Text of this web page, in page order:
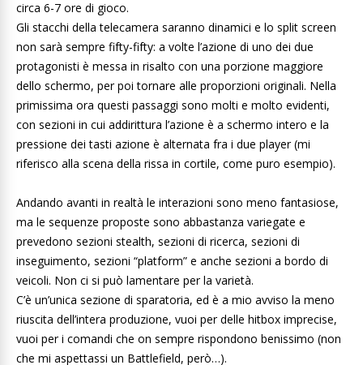
circa 6-7 ore di gioco.
Gli stacchi della telecamera saranno dinamici e lo split screen
non sarà sempre fifty-fifty: a volte l’azione di uno dei due
protagonisti è messa in risalto con una porzione maggiore
dello schermo, per poi tornare alle proporzioni originali. Nella
primissima ora questi passaggi sono molti e molto evidenti,
con sezioni in cui addirittura l’azione è a schermo intero e la
pressione dei tasti azione è alternata fra i due player (mi
riferisco alla scena della rissa in cortile, come puro esempio).
Andando avanti in realtà le interazioni sono meno fantasiose,
ma le sequenze proposte sono abbastanza variegate e
prevedono sezioni stealth, sezioni di ricerca, sezioni di
inseguimento, sezioni “platform” e anche sezioni a bordo di
veicoli. Non ci si può lamentare per la varietà.
C’è un’unica sezione di sparatoria, ed è a mio avviso la meno
riuscita dell’intera produzione, vuoi per delle hitbox imprecise,
vuoi per i comandi che on sempre rispondono benissimo (non
che mi aspettassi un Battlefield, però…).